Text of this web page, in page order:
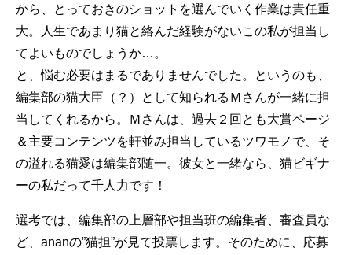
から、とっておきのショットを選んでいく作業は責任重
大。人生であまり猫と絡んだ経験がないこの私が担当し
てよいものでしょうか…。
と、悩む必要はまるでありませんでした。というのも、
編集部の猫大臣（？）として知られるＭさんが一緒に担
当してくれるから。Ｍさんは、過去２回とも大賞ページ
＆主要コンテンツを軒並み担当しているツワモノで、そ
の溢れる猫愛は編集部随一。彼女と一緒なら、猫ビギナ
ーの私だって千人力です！
選考では、編集部の上層部や担当班の編集者、審査員な
ど、ananの”猫担”が見て投票します。そのために、応募